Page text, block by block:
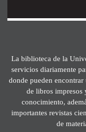
La biblioteca de la
servicios diariamente
donde pueden
de libros impresos
conocimiento,
importantes revistas
de